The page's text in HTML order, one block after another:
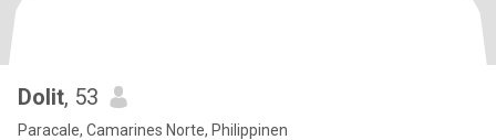
Dolit, 53
Paracale, Camarines Norte, Philippinen